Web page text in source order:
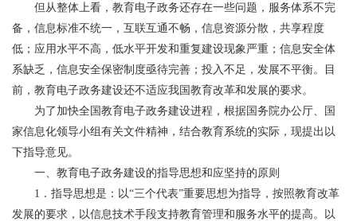
但从整体上看，教育电子政务还存在一些问题，服务体系不完
备，信息标准不统一，互联互通不畅，信息资源分散，共享程度
低；应用水平不高，低水平开发和重复建设现象严重；信息安全体
系缺乏，信息安全保密制度亟待完善；投入不足，发展不平衡。目
前，教育电子政务建设还不适应我国教育改革和发展的要求。
为了加快全国教育电子政务建设进程，根据国务院办公厅、国
家信息化领导小组有关文件精神，结合教育系统的实际，现提出以
下指导意见。
一、教育电子政务建设的指导思想和应坚持的原则
1．指导思想是：以“三个代表”重要思想为指导，按照教育改革
发展的要求，以信息技术手段支持教育管理和服务水平的提高。以